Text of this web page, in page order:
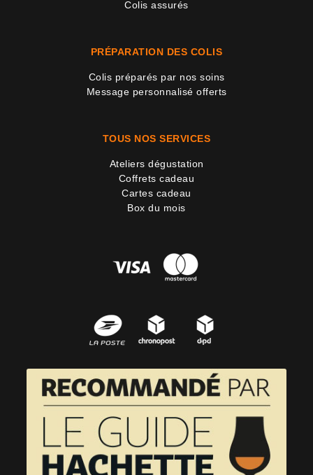
Colis assurés
PRÉPARATION DES COLIS
Colis préparés par nos soins
Message personnalisé offerts
TOUS NOS SERVICES
Ateliers dégustation
Coffrets cadeau
Cartes cadeau
Box du mois